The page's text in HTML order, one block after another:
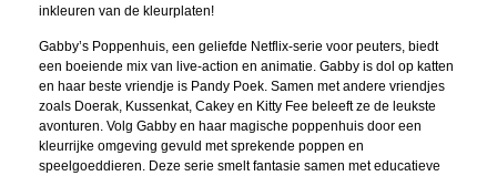
inkleuren van de kleurplaten!
Gabby’s Poppenhuis, een geliefde Netflix-serie voor peuters, biedt
een boeiende mix van live-action en animatie. Gabby is dol op katten
en haar beste vriendje is Pandy Poek. Samen met andere vriendjes
zoals Doerak, Kussenkat, Cakey en Kitty Fee beleeft ze de leukste
avonturen. Volg Gabby en haar magische poppenhuis door een
kleurrijke omgeving gevuld met sprekende poppen en
speelgoeddieren. Deze serie smelt fantasie samen met educatieve